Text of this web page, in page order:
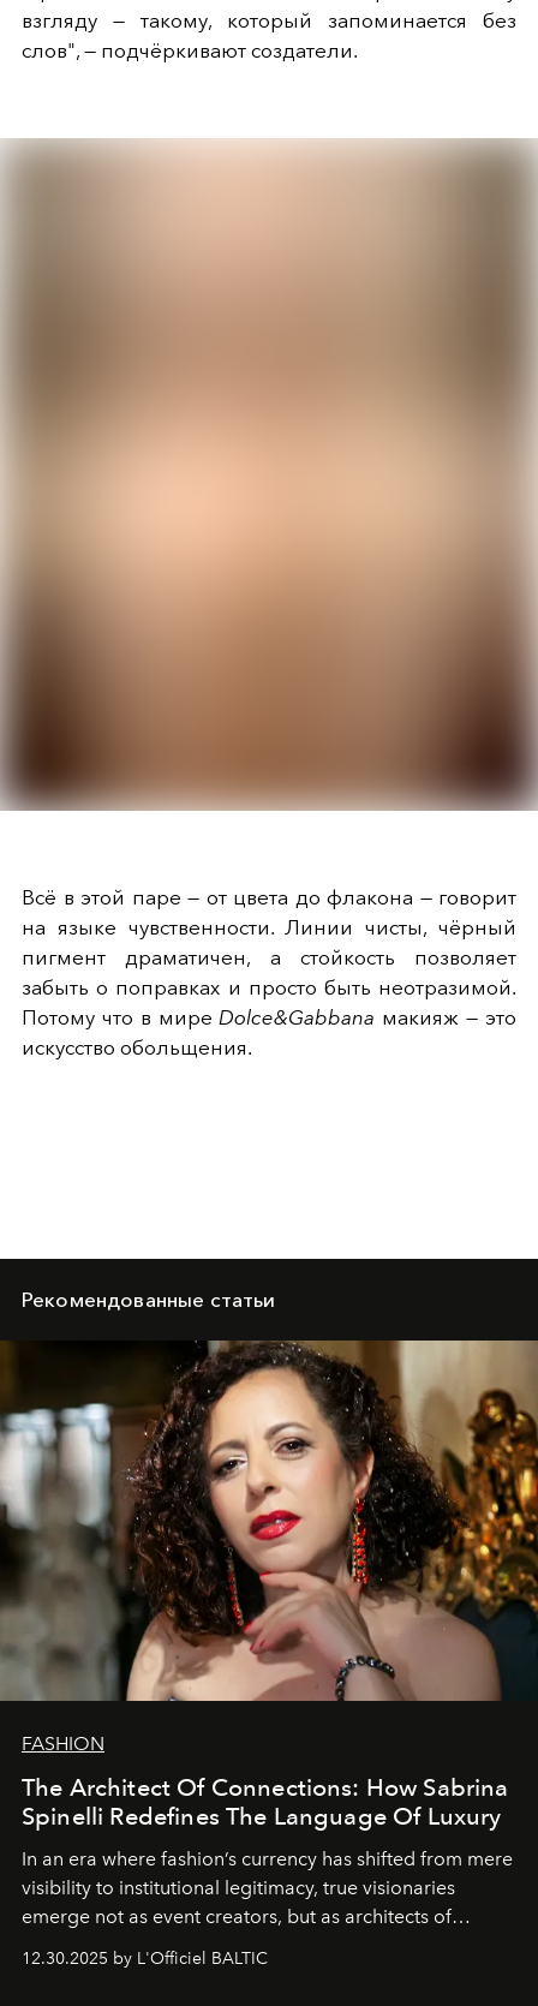
взгляду — такому, который запоминается без
слов", — подчёркивают создатели.
Всё в этой паре — от цвета до флакона — говорит
на языке чувственности. Линии чисты, чёрный
пигмент драматичен, а стойкость позволяет
забыть о поправках и просто быть неотразимой.
Потому что в мире Dolce&Gabbana макияж — это
искусство обольщения.
Рекомендованные статьи
FASHION
The Architect Of Connections: How Sabrina
Spinelli Redefines The Language Of Luxury
In an era where fashion’s currency has shifted from mere
visibility to institutional legitimacy, true visionaries
emerge not as event creators, but as architects of
ecosystems.
Sabrina Spinelli
brand strategist with three decades of mastery in luxury,
12.30.2025 by L'Officiel BALTIC